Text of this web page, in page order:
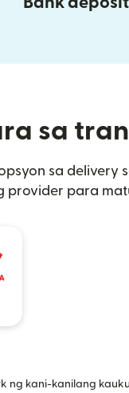
sa
sa delivery
provider para
ng kani-kanilang